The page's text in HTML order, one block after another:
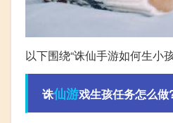
以下围绕“诛仙手游如何生小
诛仙游戏生孩任务怎么做